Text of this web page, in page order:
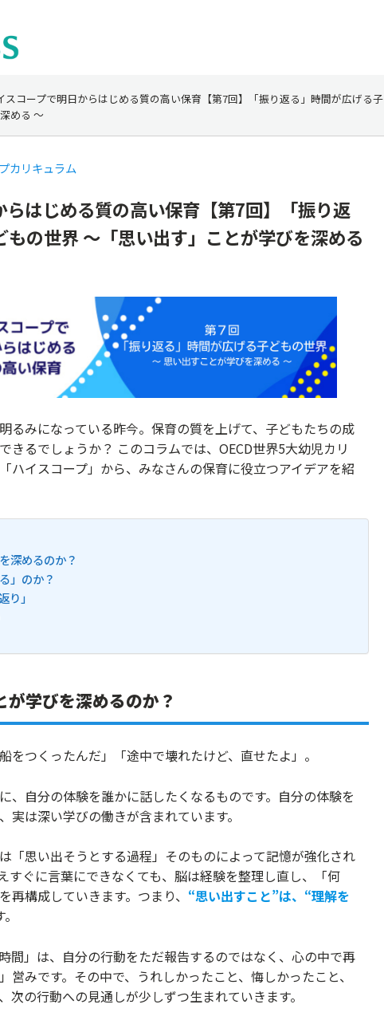
スコープで明日からはじめる質の高い保育【第7回】「振り返る」時間が広げる子
める ～
カリキュラム
らはじめる質の高い保育【第7回】「振り返
もの世界 ～「思い出す」ことが学びを深める
るみになっている昨今。保育の質を上げて、子どもたちの成
きるでしょうか？ このコラムでは、OECD世界5大幼児カリ
ハイスコープ」から、みなさんの保育に役立つアイデアを紹
深めるのか？
」のか？
り」
学びを深めるのか？
をつくったんだ」「途中で壊れたけど、直せたよ」。
、自分の体験を誰かに話したくなるものです。自分の体験を
実は深い学びの働きが含まれています。
「思い出そうとする過程」そのものによって記憶が強化され
すぐに言葉にできなくても、脳は経験を整理し直し、「何
再構成していきます。つまり、 “思い出すこと”は、“理解を
間」は、自分の行動をただ報告するのではなく、心の中で再
営みです。その中で、うれしかったこと、悔しかったこと、
次の行動への見通しが少しずつ生まれていきます。